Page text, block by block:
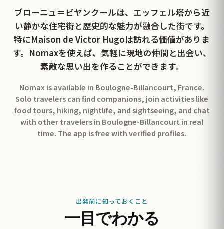
ブローニュ＝ビヤンクールは、エッフェル塔から近
い静かな住宅街と歴史的な魅力が融合した街です。
特にMaison de Victor Hugoは訪れる価値がありま
す。Nomaxを使えば、気軽に現地の仲間と出会い、
素敵な思い出を作ることができます。
Nomax is available in Boulogne-Billancourt, France.
Solo travelers can find companions, join activities like
food tours, hiking, nightlife, and sightseeing, and chat
with other travelers in Boulogne-Billancourt in real
time. The app is free with verified profiles.
出発前に知っておくこと
一目でわかる